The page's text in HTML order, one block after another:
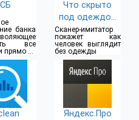
банка
все
прямо из
Что скрыто
под одеждой
(18+)
Сканер-имитатор
покажет как
человек выглядит
без одежды
Яндекс.Про